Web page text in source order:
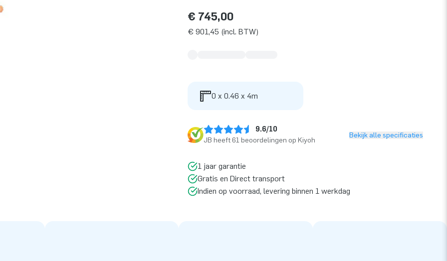
€ 745,00
€ 901,45 (incl. BTW)
0 x 0.46 x 4m
9.6/10
JB heeft 61 beoordelingen op Kiyoh
Bekijk alle specificaties
1 jaar garantie
Gratis en Direct transport
Indien op voorraad, levering binnen 1 werkdag